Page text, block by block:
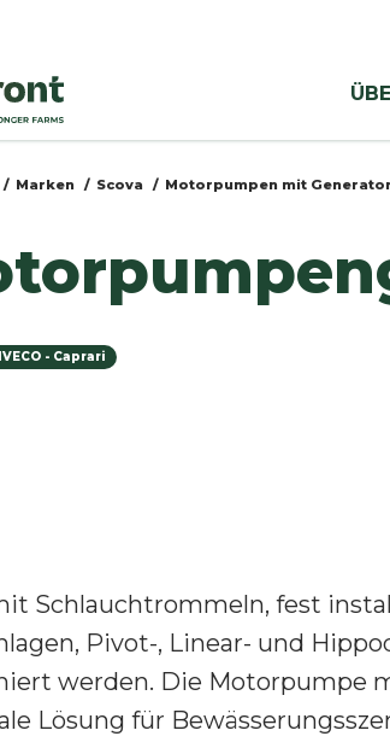
Marken Scova Motorpumpen mit Generator
IVECO - Caprari
Schlauchtrommeln, fest
Pivot-, Linear- und
werden. Die Motorpumpe
Lösung für